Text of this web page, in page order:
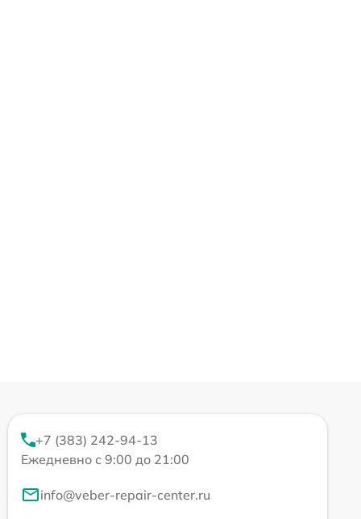
+7 (383) 242-94-13
Ежедневно с 9:00 до 21:00
info@veber-repair-center.ru